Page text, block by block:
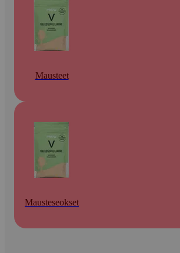
Mausteet
Mausteseokset